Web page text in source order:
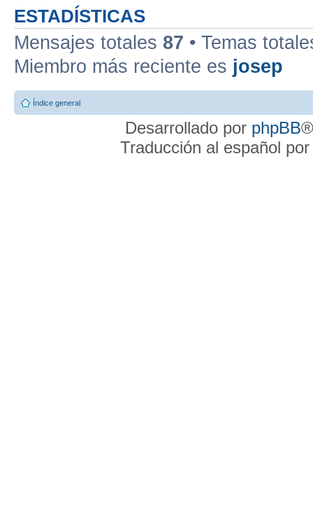
ESTADÍSTICAS
Mensajes totales 87 • Temas
Miembro más reciente es josep
Índice general
Desarrollado por phpBB
Traducción al español